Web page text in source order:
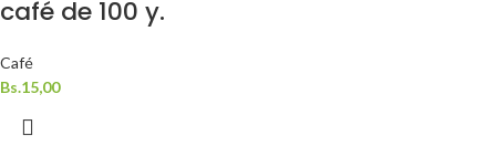
café de 100 y.
Café
Bs.15,00